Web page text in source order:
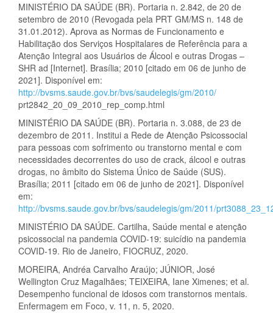
MINISTÉRIO DA SAÚDE (BR). Portaria n. 2.842, de 20 de
setembro de 2010 (Revogada pela PRT GM/MS n. 148 de
31.01.2012). Aprova as Normas de Funcionamento e
Habilitação dos Serviços Hospitalares de Referência para a
Atenção Integral aos Usuários de Álcool e outras Drogas –
SHR ad [Internet]. Brasília; 2010 [citado em 06 de junho de
2021]. Disponível em:
http://bvsms.saude.gov.br/bvs/saudelegis/gm/2010/
prt2842_20_09_2010_rep_comp.html
MINISTÉRIO DA SAÚDE (BR). Portaria n. 3.088, de 23 de
dezembro de 2011. Institui a Rede de Atenção Psicossocial
para pessoas com sofrimento ou transtorno mental e com
necessidades decorrentes do uso de crack, álcool e outras
drogas, no âmbito do Sistema Único de Saúde (SUS).
Brasília; 2011 [citado em 06 de junho de 2021]. Disponível
em:
http://bvsms.saude.gov.br/bvs/saudelegis/gm/2011/
MINISTÉRIO DA SAÚDE. Cartilha, Saúde mental e atenção
psicossocial na pandemia COVID-19: suicídio na pandemia
COVID-19. Rio de Janeiro, FIOCRUZ, 2020.
MOREIRA, Andréa Carvalho Araújo; JÚNIOR, José
Wellington Cruz Magalhães; TEIXEIRA, Iane Ximenes; et al.
Desempenho funcional de idosos com transtornos mentais.
Enfermagem em Foco, v. 11, n. 5, 2020.